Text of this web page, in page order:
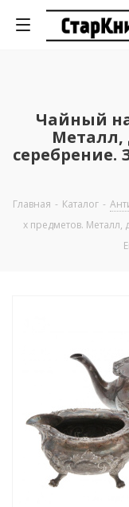
Чайный
Металл,
серебрение.
Главная - Каталог -
х предметов. Металл,